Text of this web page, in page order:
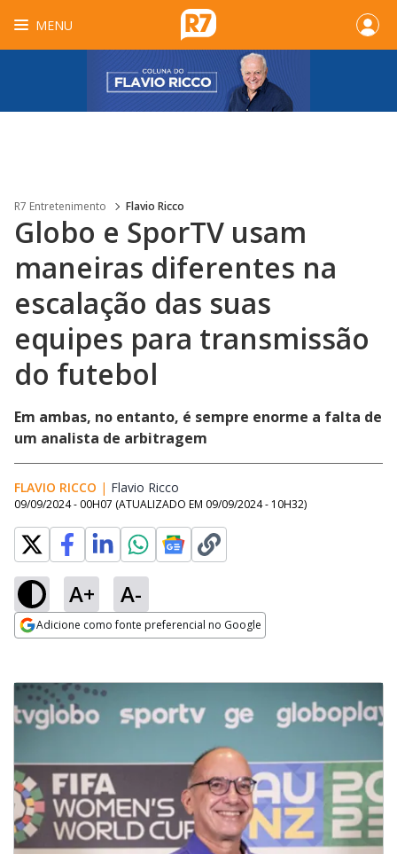
MENU
R7 Entretenimento Flavio Ricco
Globo e SporTV usam
maneiras diferentes na
escalação das suas
equipes para transmissão
do futebol
Em ambas, no entanto, é sempre enorme a falta de
um analista de arbitragem
FLAVIO RICCO | Flavio Ricco
09/09/2024 - 00H07 (ATUALIZADO EM 09/09/2024 - 10H32)
A+ A-
Adicione como fonte preferencial no Google